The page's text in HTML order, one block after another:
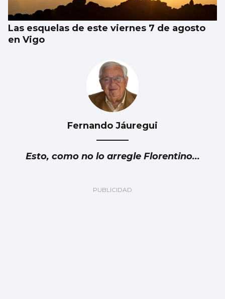
Las esquelas de este viernes 7 de agosto
en Vigo
Fernando Jáuregui
Esto, como no lo arregle Florentino...